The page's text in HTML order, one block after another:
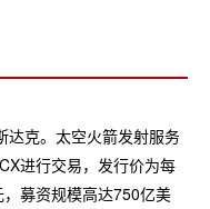
达克。太空火箭发射服务
进行交易，发行价为每
募资规模高达750亿美